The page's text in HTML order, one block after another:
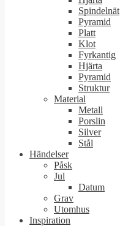
Spindelnät
Pyramid
Platt
Klot
Fyrkantig
Hjärta
Pyramid
Struktur
Material
Metall
Porslin
Silver
Stål
Händelser
Påsk
Jul
Datum
Grav
Utomhus
Inspiration